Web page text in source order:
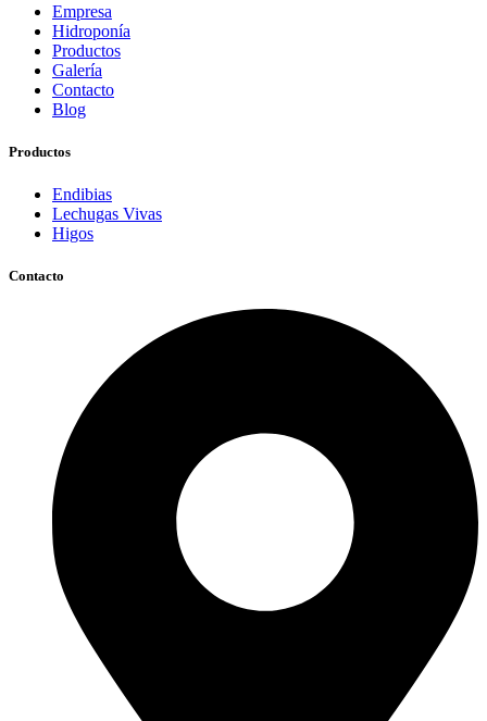
Empresa
Hidroponía
Productos
Galería
Contacto
Blog
Productos
Endibias
Lechugas Vivas
Higos
Contacto